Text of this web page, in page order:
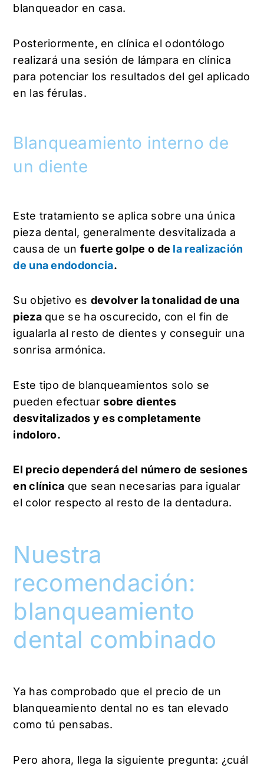
blanqueador en casa.
Posteriormente, en clínica el odontólogo
realizará una sesión de lámpara en clínica
para potenciar los resultados del gel aplicado
en las férulas.
Blanqueamiento interno de
un diente
Este tratamiento se aplica sobre una única
pieza dental, generalmente desvitalizada a
causa de un fuerte golpe o de la realización
de una endodoncia.
Su objetivo es devolver la tonalidad de una
piezaque se ha oscurecido, con el fin de
igualarla al resto de dientes y conseguir una
sonrisa armónica.
Este tipo de blanqueamientos solo se
pueden efectuarsobre dientes
desvitalizados y es completamente
indoloro.
El precio dependerá del número de sesiones
en clínica que sean necesarias para igualar
el color respecto al resto de la dentadura.
Nuestra
recomendación:
blanqueamiento
dental combinado
Ya has comprobado que el precio de un
blanqueamiento dental no es tan elevado
como tú pensabas.
Pero ahora, llega la siguiente pregunta: ¿cuál